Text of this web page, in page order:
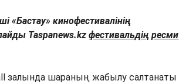
«Бастау» кинофестивалінің
Taspanews.kzфестивальдің ресми
залында шараның жабылу салтанаты